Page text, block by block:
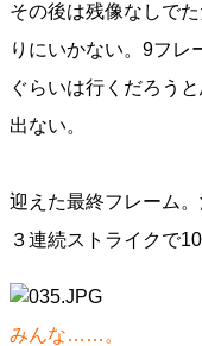
その後は残像なしで
りにいかない。9フレ
ぐらいは行くだろう
出ない。
迎えた最終フレーム
３連続ストライクで
みんな……。